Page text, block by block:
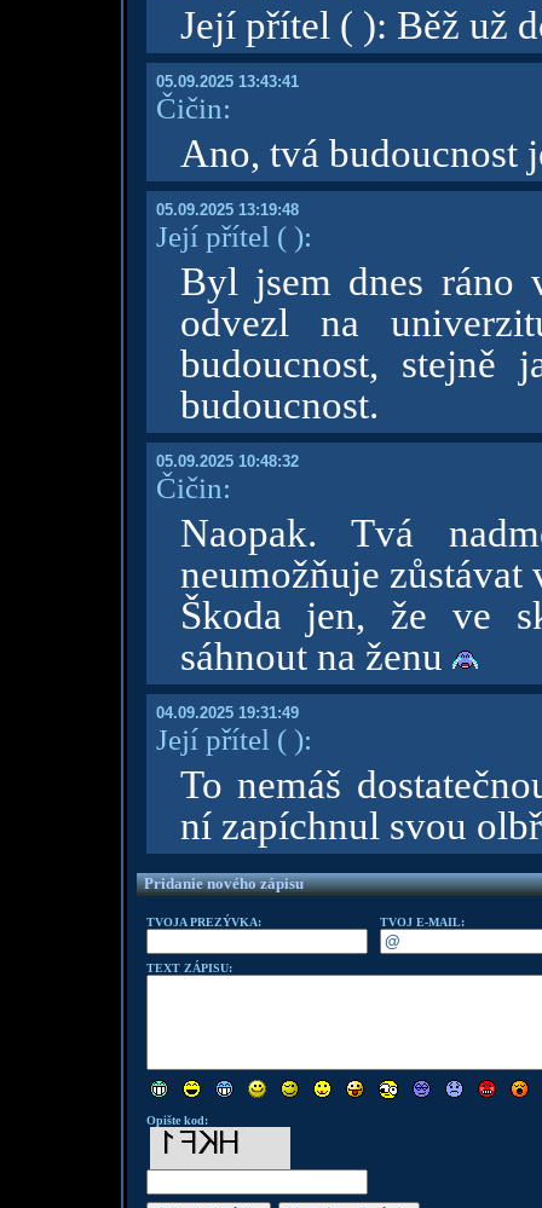
Její přítel ( ): Běž už
05.09.2025 13:43:41
Čičin:
Ano, tvá budoucnost
05.09.2025 13:19:48
Její přítel ( ):
Byl jsem dnes ráno
odvezl na
budoucnost, stejně
budoucnost.
05.09.2025 10:48:32
Čičin:
Naopak. Tvá
neumožňuje
Škoda jen, že ve
sáhnout na ženu
04.09.2025 19:31:49
Její přítel ( ):
To nemáš
ní zapíchnul svou
Pridanie nového zápisu
TVOJA PREZÝVKA: TVOJ E-MAIL:
TEXT ZÁPISU:
Opište kod: